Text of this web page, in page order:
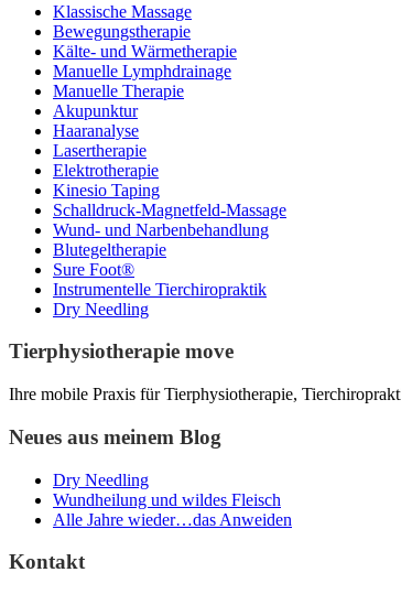
Klassische Massage
Bewegungstherapie
Kälte- und Wärmetherapie
Manuelle Lymphdrainage
Manuelle Therapie
Akupunktur
Haaranalyse
Lasertherapie
Elektrotherapie
Kinesio Taping
Schalldruck-Magnetfeld-Massage
Wund- und Narbenbehandlung
Blutegeltherapie
Sure Foot®
Instrumentelle Tierchiropraktik
Dry Needling
Tierphysiotherapie move
Ihre mobile Praxis für Tierphysiotherapie,
Neues aus meinem Blog
Dry Needling
Wundheilung und wildes Fleisch
Alle Jahre wieder…das Anweiden
Kontakt